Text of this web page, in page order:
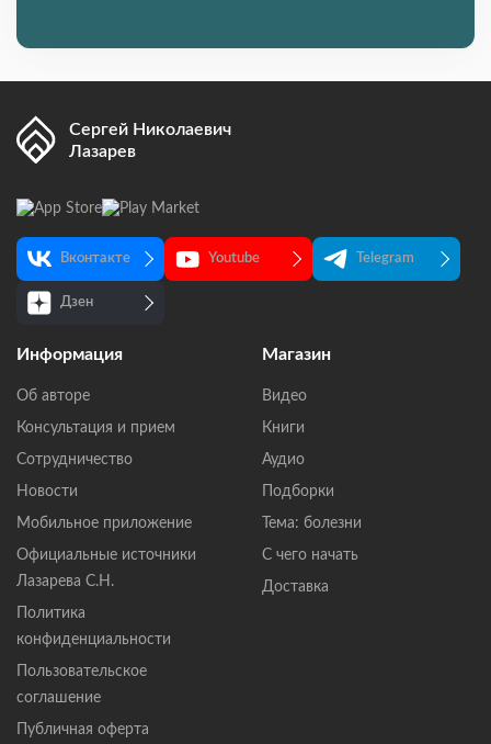
Сергей Николаевич
Лазарев
Вконтакте Youtube Telegram
Дзен
Информация
Об авторе
Консультация и прием
Сотрудничество
Новости
Мобильное приложение
Официальные источники
Лазарева С.Н.
Политика
конфиденциальности
Пользовательское
соглашение
Публичная оферта
Магазин
Видео
Книги
Аудио
Подборки
Тема: болезни
С чего начать
Доставка